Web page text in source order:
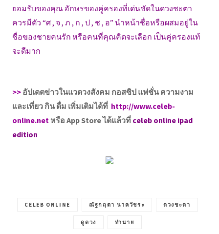
ยอมรับของคุณ อักษรของคู่ครองที่เด่นชัดในดวงชะตา
ควรมีตัว “ศ , จ , ภ , ก , ป , ช , อ” นำหน้าชื่อหรือผสมอยู่ใน
ชื่อของชายคนรัก หรือคนที่คุณคิดจะเลือก เป็นคู่ครองแท้
จะดีมาก
>> อัปเดตข่าวในแวดวงสังคม กอสซิป แฟชั่น ความงาม
และเที่ยว กิน ดื่ม เพิ่มเติมได้ที่ http://www.celeb-
online.net หรือ App Store ได้แล้วที่ celeb online ipad
edition
CELEB ONLINE ณัฐกฤตา นาควัชระ ดวงชะตา
ดูดวง ทำนาย